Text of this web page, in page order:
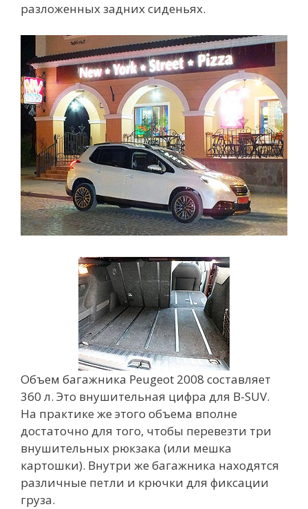
разложенных задних сиденьях.
Объем багажника Peugeot 2008 составляет
360 л. Это внушительная цифра для B-SUV.
На практике же этого объема вполне
достаточно для того, чтобы перевезти три
внушительных рюкзака (или мешка
картошки). Внутри же багажника находятся
различные петли и крючки для фиксации
груза.